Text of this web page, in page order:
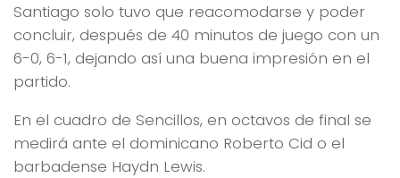
Santiago solo tuvo que reacomodarse y poder
concluir, después de 40 minutos de juego con un
6-0, 6-1, dejando así una buena impresión en el
partido.
En el cuadro de Sencillos, en octavos de final se
medirá ante el dominicano Roberto Cid o el
barbadense Haydn Lewis.